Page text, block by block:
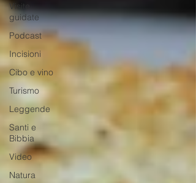
Visite
guidate
Podcast
Incisioni
Cibo e vino
Turismo
Leggende
Santi e
Bibbia
Video
Natura